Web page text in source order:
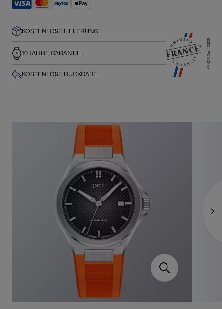
KOSTENLOSE LIEFERUNG
10 JAHRE GARANTIE
KOSTENLOSE RÜCKGABE